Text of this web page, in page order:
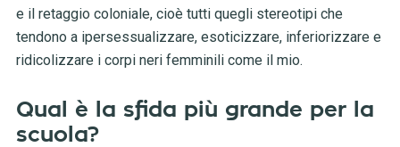
e il retaggio coloniale, cioè tutti quegli stereotipi che
tendono a ipersessualizzare, esoticizzare, inferiorizzare e
ridicolizzare i corpi neri femminili come il mio.
Qual è la sfida più grande per la
scuola?